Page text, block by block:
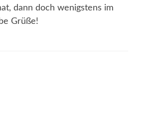
dann doch wenigstens im
Grüße!